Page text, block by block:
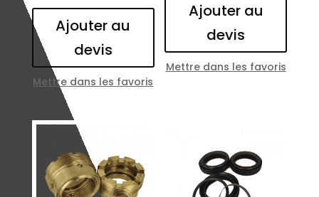
Ajouter au
devis
Mettre dans les favoris
Ajouter au
devis
Mettre dans les favoris